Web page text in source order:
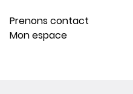
Prenons contact
Mon espace